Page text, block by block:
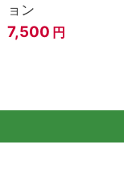
ョン
7,500 円